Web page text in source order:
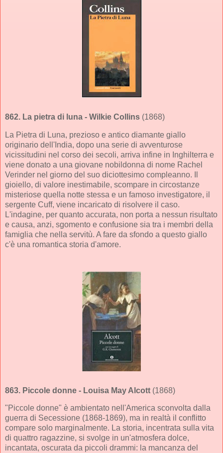
862. La pietra di luna - Wilkie Collins (1868)
La Pietra di Luna, prezioso e antico diamante giallo
originario dell'India, dopo una serie di avventurose
vicissitudini nel corso dei secoli, arriva infine in Inghilterra e
viene donato a una giovane nobildonna di nome Rachel
Verinder nel giorno del suo diciottesimo compleanno. Il
gioiello, di valore inestimabile, scompare in circostanze
misteriose quella notte stessa e un famoso investigatore, il
sergente Cuff, viene incaricato di risolvere il caso.
L'indagine, per quanto accurata, non porta a nessun risultato
e causa, anzi, sgomento e confusione sia tra i membri della
famiglia che nella servitù. A fare da sfondo a questo giallo
c'è una romantica storia d'amore.
863. Piccole donne - Louisa May Alcott (1868)
"Piccole donne" è ambientato nell'America sconvolta dalla
guerra di Secessione (1868-1869), ma in realtà il conflitto
compare solo marginalmente. La storia, incentrata sulla vita
di quattro ragazzine, si svolge in un'atmosfera dolce,
incantata, oscurata da piccoli drammi: la mancanza del